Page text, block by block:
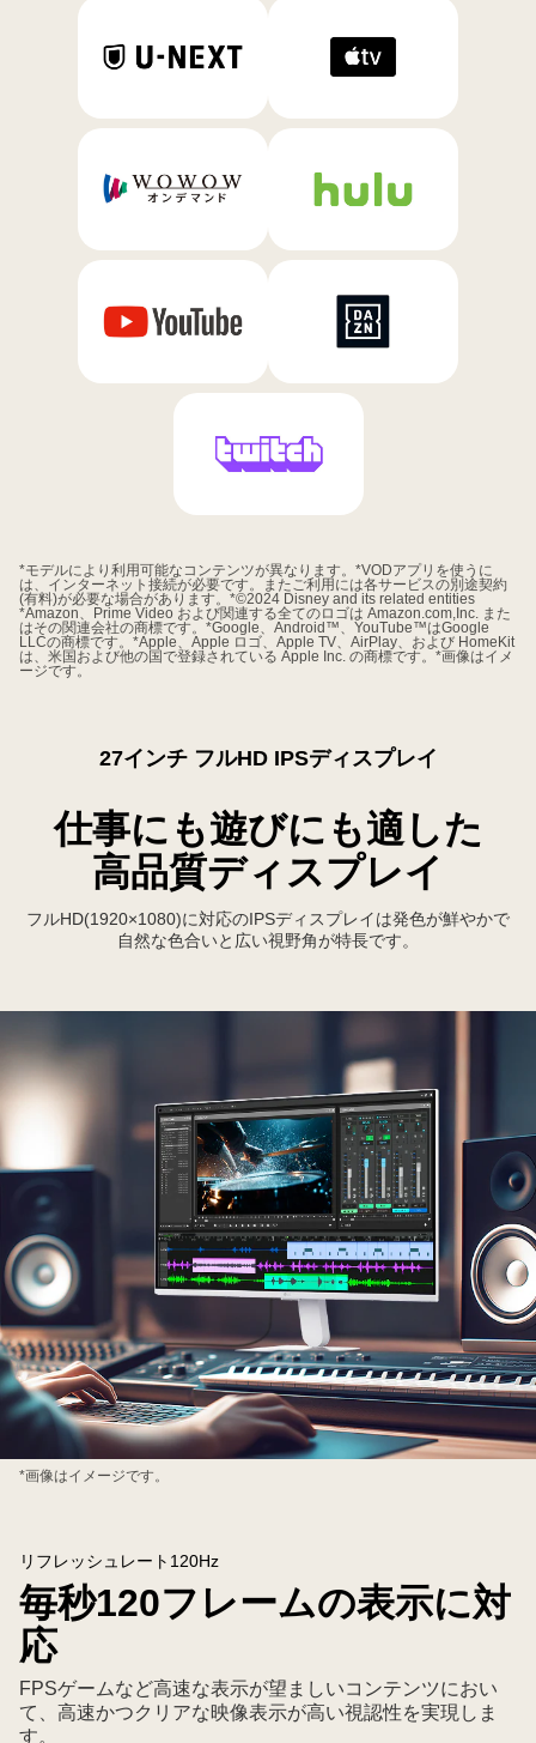
*モデルにより利用可能なコンテンツが異なります。*VODアプリを使うに
は、インターネット接続が必要です。またご利用には各サービスの別途契約
(有料)が必要な場合があります。*©2024 Disney and its related entities
*Amazon、Prime Video および関連する全てのロゴは Amazon.com,Inc. また
はその関連会社の商標です。*Google、Android™、YouTube™はGoogle
LLCの商標です。*Apple、Apple ロゴ、Apple TV、AirPlay、および HomeKit
は、米国および他の国で登録されている Apple Inc. の商標です。*画像はイメ
ージです。
27インチ フルHD IPSディスプレイ
仕事にも遊びにも適した
高品質ディスプレイ
フルHD(1920×1080)に対応のIPSディスプレイは発色が鮮やかで
自然な色合いと広い視野角が特長です。
*画像はイメージです。
リフレッシュレート120Hz
毎秒120フレームの表示に対
応
FPSゲームなど高速な表示が望ましいコンテンツにおい
て、高速かつクリアな映像表示が高い視認性を実現しま
す。